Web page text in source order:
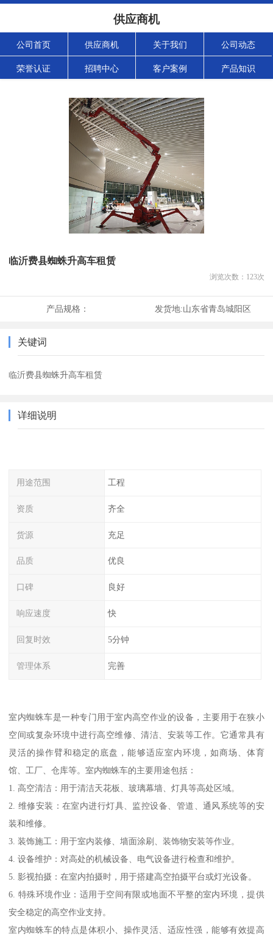
供应商机
公司首页 供应商机 关于我们 公司动态
荣誉认证 招聘中心 客户案例 产品知识
临沂费县蜘蛛升高车租赁
浏览次数： 123次
产品规格： 发货地:山东省青岛城阳区
关键词
临沂费县蜘蛛升高车租赁
详细说明
用途范围 工程
资质 齐全
货源 充足
品质 优良
口碑 良好
响应速度 快
回复时效 5分钟
管理体系 完善
室内蜘蛛车是一种专门用于室内高空作业的设备，主要用于在狭小
空间或复杂环境中进行高空维修、清洁、安装等工作。它通常具有
灵活的操作臂和稳定的底盘，能够适应室内环境，如商场、体育
馆、工厂、仓库等。室内蜘蛛车的主要用途包括：
1. 高空清洁：用于清洁天花板、玻璃幕墙、灯具等高处区域。
2. 维修安装：在室内进行灯具、监控设备、管道、通风系统等的安
装和维修。
3. 装饰施工：用于室内装修、墙面涂刷、装饰物安装等作业。
4. 设备维护：对高处的机械设备、电气设备进行检查和维护。
5. 影视拍摄：在室内拍摄时，用于搭建高空拍摄平台或灯光设备。
6. 特殊环境作业：适用于空间有限或地面不平整的室内环境，提供
安全稳定的高空作业支持。
室内蜘蛛车的特点是体积小、操作灵活、适应性强，能够有效提高